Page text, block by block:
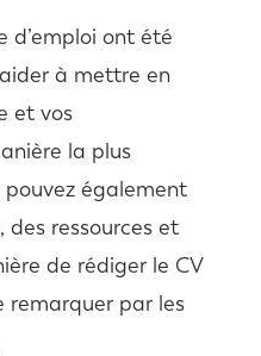
d’emploi ont été
à mettre en
et vos
la plus
pouvez également
des ressources et
de rédiger le CV
remarquer par les